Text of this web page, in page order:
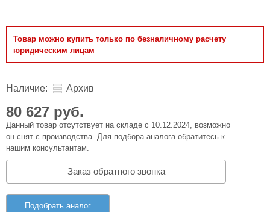
Товар можно купить только по безналичному расчету
юридическим лицам
Наличие: Архив
80 627 руб.
Данный товар отсутствует на складе с 10.12.2024, возможно
он снят с производства. Для подбора аналога обратитесь к
нашим консультантам.
Заказ обратного звонка
Подобрать аналог